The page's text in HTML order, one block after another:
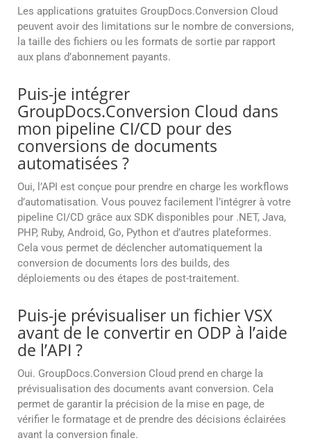
Les applications gratuites GroupDocs.Conversion Cloud
peuvent avoir des limitations sur le nombre de conversions,
la taille des fichiers ou les formats de sortie par rapport
aux plans d’abonnement payants.
Puis-je intégrer
GroupDocs.Conversion Cloud dans
mon pipeline CI/CD pour des
conversions de documents
automatisées ?
Oui, l’API est conçue pour prendre en charge les workflows
d’automatisation. Vous pouvez facilement l’intégrer à votre
pipeline CI/CD grâce aux SDK disponibles pour .NET, Java,
PHP, Ruby, Android, Go, Python et d’autres plateformes.
Cela vous permet de déclencher automatiquement la
conversion de documents lors des builds, des
déploiements ou des étapes de post-traitement.
Puis-je prévisualiser un fichier VSX
avant de le convertir en ODP à l’aide
de l’API ?
Oui. GroupDocs.Conversion Cloud prend en charge la
prévisualisation des documents avant conversion. Cela
permet de garantir la précision de la mise en page, de
vérifier le formatage et de prendre des décisions éclairées
avant la conversion finale.